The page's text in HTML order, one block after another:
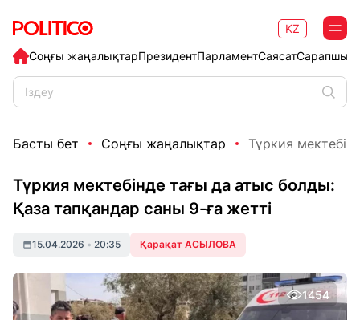
Соңғы жаңалықтарПрезидентПарламентСаясат
KZ
Басты бет Соңғы жаңалықтар Түркия
Түркия мектебінде тағы да атыс болды:
Қаза тапқандар саны 9-ға жетті
15.04.2026 • 20:35 Қарақат АСЫЛОВА
1454